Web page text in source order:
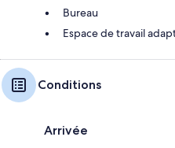
Bureau
Espace de travail
Conditions
Arrivée